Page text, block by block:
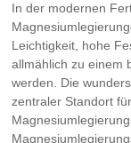
In der modernen
Leichtigkeit, hohe
allmählich zu einem
werden. Die
zentraler Standort